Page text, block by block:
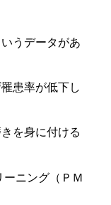
うデータがあ
患率が低下し
を身に付ける
ニング（ＰＭ